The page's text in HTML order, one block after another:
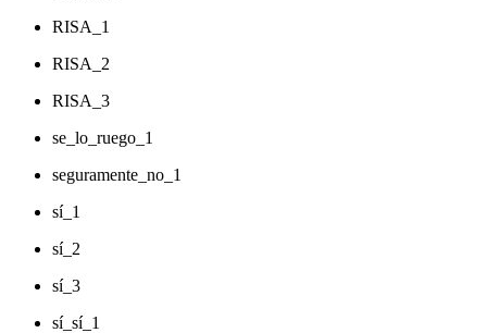
RISA_1
RISA_2
RISA_3
se_lo_ruego_1
seguramente_no_1
sí_1
sí_2
sí_3
sí_sí_1